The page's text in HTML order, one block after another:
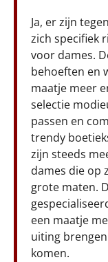
Ja, er zijn
zich specifiek
voor dames.
behoeften en
maatje meer
selectie
passen en
trendy
zijn steeds
dames die op
grote maten.
een maatje
uiting
komen.